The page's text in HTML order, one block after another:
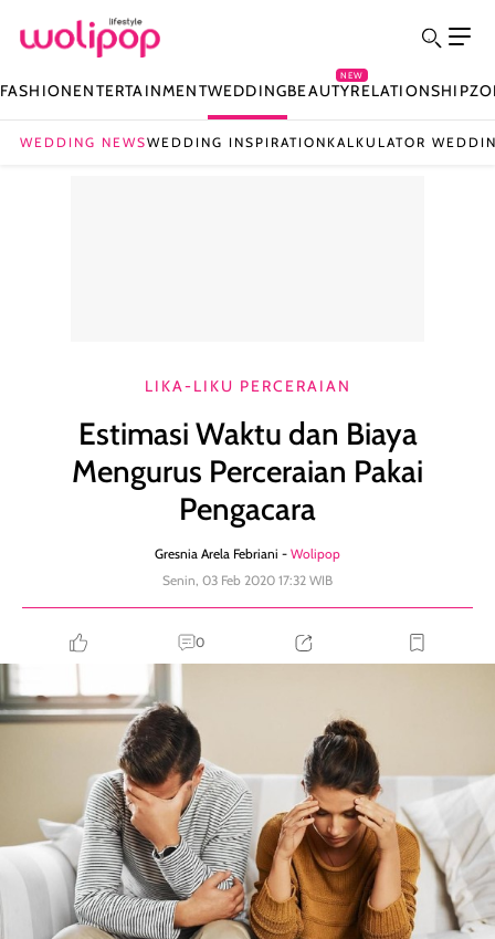
FASHIONENTERTAINMENTWEDDINGBEAUTY
NEW
RELATIONSHIP
WEDDING NEWSWEDDING INSPIRATION KALKULATOR
LIKA-LIKU PERCERAIAN
Estimasi Waktu dan Biaya
Mengurus Perceraian Pakai
Pengacara
Gresnia Arela Febriani - Wolipop
Senin, 03 Feb 2020 17:32 WIB
0